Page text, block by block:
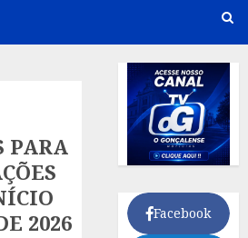
PARA
2026
Facebook